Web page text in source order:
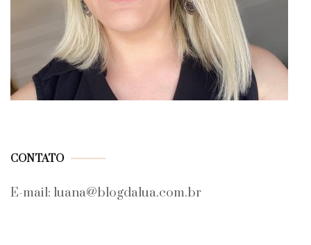
CONTATO
E-mail: luana@blogdalua.com.br